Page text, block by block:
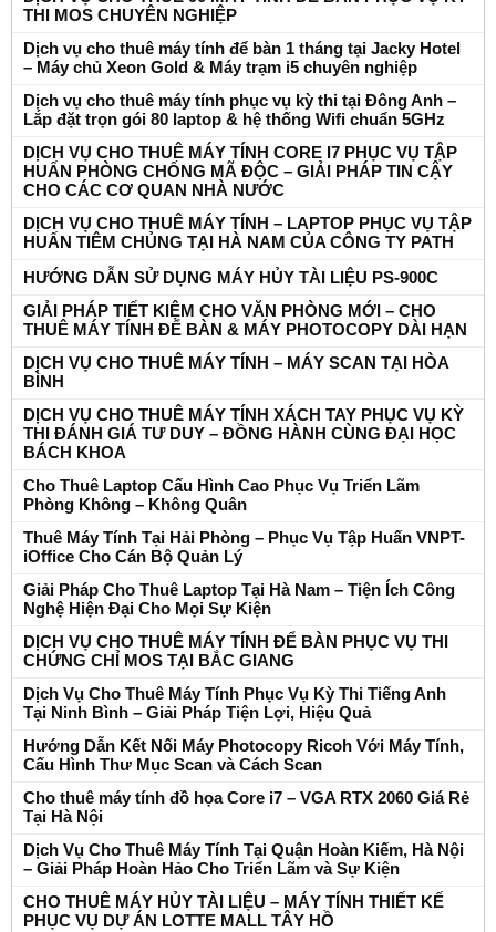
THI MOS CHUYÊN NGHIỆP
Dịch vụ cho thuê máy tính để bàn 1 tháng tại Jacky Hotel
– Máy chủ Xeon Gold & Máy trạm i5 chuyên nghiệp
Dịch vụ cho thuê máy tính phục vụ kỳ thi tại Đông Anh –
Lắp đặt trọn gói 80 laptop & hệ thống Wifi chuẩn 5GHz
DỊCH VỤ CHO THUÊ MÁY TÍNH CORE I7 PHỤC VỤ TẬP
HUẤN PHÒNG CHỐNG MÃ ĐỘC – GIẢI PHÁP TIN CẬY
CHO CÁC CƠ QUAN NHÀ NƯỚC
DỊCH VỤ CHO THUÊ MÁY TÍNH – LAPTOP PHỤC VỤ TẬP
HUẤN TIÊM CHỦNG TẠI HÀ NAM CỦA CÔNG TY PATH
HƯỚNG DẪN SỬ DỤNG MÁY HỦY TÀI LIỆU PS-900C
GIẢI PHÁP TIẾT KIỆM CHO VĂN PHÒNG MỚI – CHO
THUÊ MÁY TÍNH ĐỂ BÀN & MÁY PHOTOCOPY DÀI HẠN
DỊCH VỤ CHO THUÊ MÁY TÍNH – MÁY SCAN TẠI HÒA
BÌNH
DỊCH VỤ CHO THUÊ MÁY TÍNH XÁCH TAY PHỤC VỤ KỲ
THI ĐÁNH GIÁ TƯ DUY – ĐỒNG HÀNH CÙNG ĐẠI HỌC
BÁCH KHOA
Cho Thuê Laptop Cấu Hình Cao Phục Vụ Triển Lãm
Phòng Không – Không Quân
Thuê Máy Tính Tại Hải Phòng – Phục Vụ Tập Huấn VNPT-
iOffice Cho Cán Bộ Quản Lý
Giải Pháp Cho Thuê Laptop Tại Hà Nam – Tiện Ích Công
Nghệ Hiện Đại Cho Mọi Sự Kiện
DỊCH VỤ CHO THUÊ MÁY TÍNH ĐỂ BÀN PHỤC VỤ THI
CHỨNG CHỈ MOS TẠI BẮC GIANG
Dịch Vụ Cho Thuê Máy Tính Phục Vụ Kỳ Thi Tiếng Anh
Tại Ninh Bình – Giải Pháp Tiện Lợi, Hiệu Quả
Hướng Dẫn Kết Nối Máy Photocopy Ricoh Với Máy Tính,
Cấu Hình Thư Mục Scan và Cách Scan
Cho thuê máy tính đồ họa Core i7 – VGA RTX 2060 Giá Rẻ
Tại Hà Nội
Dịch Vụ Cho Thuê Máy Tính Tại Quận Hoàn Kiếm, Hà Nội
– Giải Pháp Hoàn Hảo Cho Triển Lãm và Sự Kiện
CHO THUÊ MÁY HỦY TÀI LIỆU – MÁY TÍNH THIẾT KẾ
PHỤC VỤ DỰ ÁN LOTTE MALL TÂY HỒ